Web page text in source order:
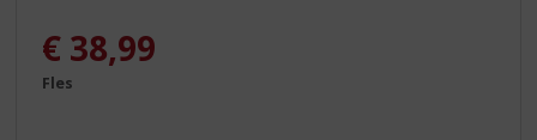
€ 38,99
Fles